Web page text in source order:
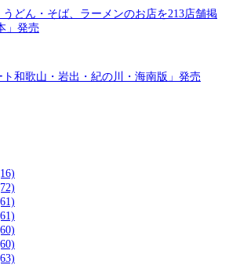
どん・そば、ラーメンのお店を213店舗掲
」発売
ト和歌山・岩出・紀の川・海南版」発売